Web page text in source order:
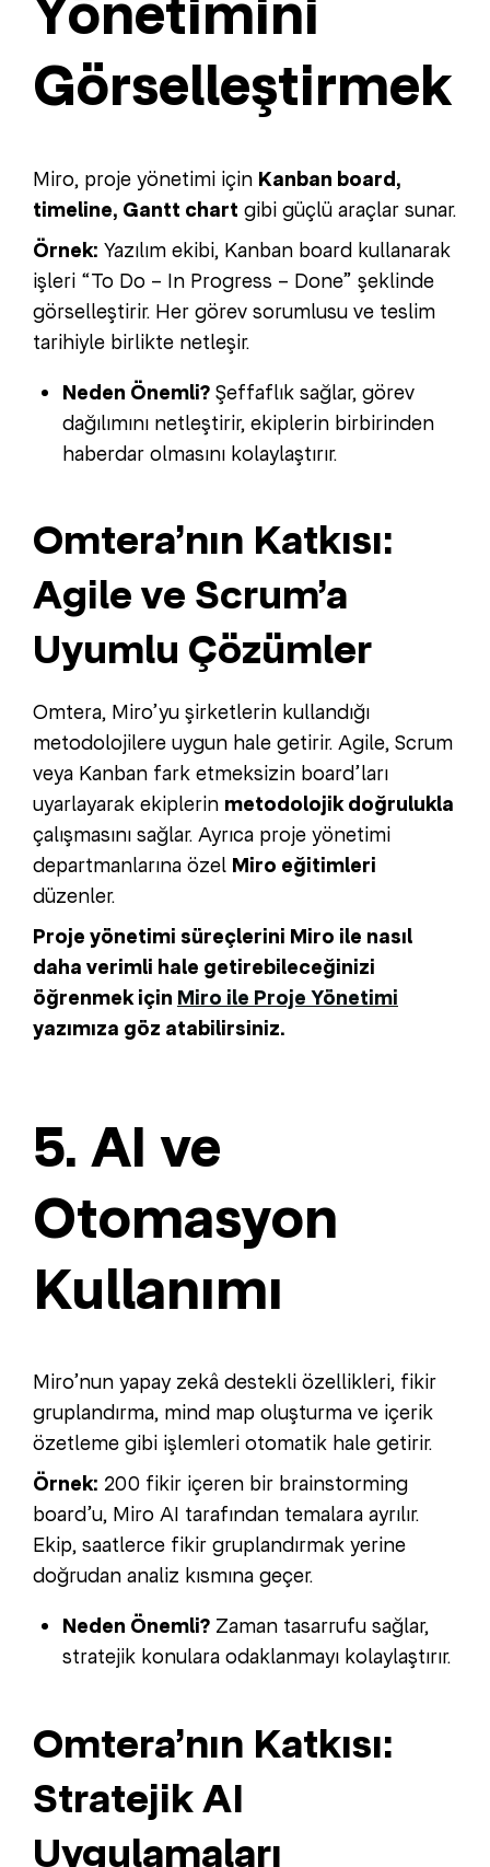
Yönetimini
Görselleştirmek
Miro, proje yönetimi için Kanban board,
timeline, Gantt chart gibi güçlü araçlar sunar.
Örnek: Yazılım ekibi, Kanban board kullanarak
işleri “To Do – In Progress – Done” şeklinde
görselleştirir. Her görev sorumlusu ve teslim
tarihiyle birlikte netleşir.
Neden Önemli? Şeffaflık sağlar, görev
dağılımını netleştirir, ekiplerin birbirinden
haberdar olmasını kolaylaştırır.
Omtera’nın Katkısı:
Agile ve Scrum’a
Uyumlu Çözümler
Omtera, Miro’yu şirketlerin kullandığı
metodolojilere uygun hale getirir. Agile, Scrum
veya Kanban fark etmeksizin board’ları
uyarlayarak ekiplerin metodolojik doğrulukla
çalışmasını sağlar. Ayrıca proje yönetimi
departmanlarına özel Miro eğitimleri
düzenler.
Proje yönetimi süreçlerini Miro ile nasıl
daha verimli hale getirebileceğinizi
öğrenmek için Miro ile Proje Yönetimi
yazımıza göz atabilirsiniz.
5. AI ve
Otomasyon
Kullanımı
Miro’nun yapay zekâ destekli özellikleri, fikir
gruplandırma, mind map oluşturma ve içerik
özetleme gibi işlemleri otomatik hale getirir.
Örnek: 200 fikir içeren bir brainstorming
board’u, Miro AI tarafından temalara ayrılır.
Ekip, saatlerce fikir gruplandırmak yerine
doğrudan analiz kısmına geçer.
Neden Önemli? Zaman tasarrufu sağlar,
stratejik konulara odaklanmayı kolaylaştırır.
Omtera’nın Katkısı:
Stratejik AI
Uygulamaları